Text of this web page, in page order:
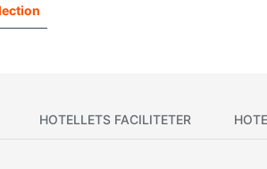
HOTELLETS FACILITETER